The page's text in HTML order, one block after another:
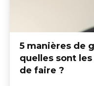
5 manières de
quelles sont
de faire ?